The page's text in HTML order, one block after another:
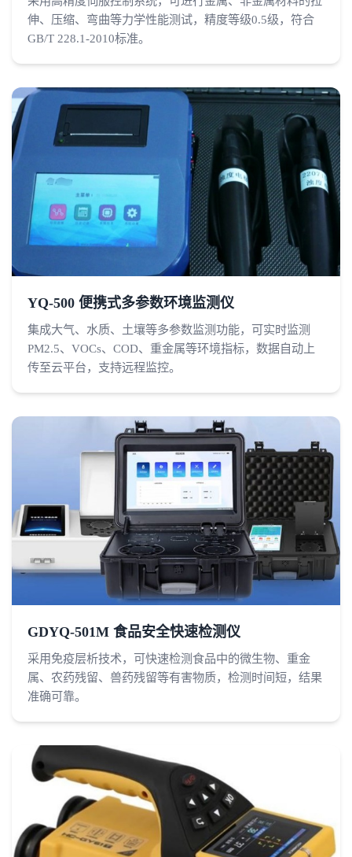
伸、压缩、弯曲等力学性能测试，精度等级0.5级，符合
GB/T 228.1-2010标准。
YQ-500 便携式多参数环境监测仪
集成大气、水质、土壤等多参数监测功能，可实时监测
PM2.5、VOCs、COD、重金属等环境指标，数据自动上
传至云平台，支持远程监控。
GDYQ-501M 食品安全快速检测仪
采用免疫层析技术，可快速检测食品中的微生物、重金
属、农药残留、兽药残留等有害物质，检测时间短，结果
准确可靠。